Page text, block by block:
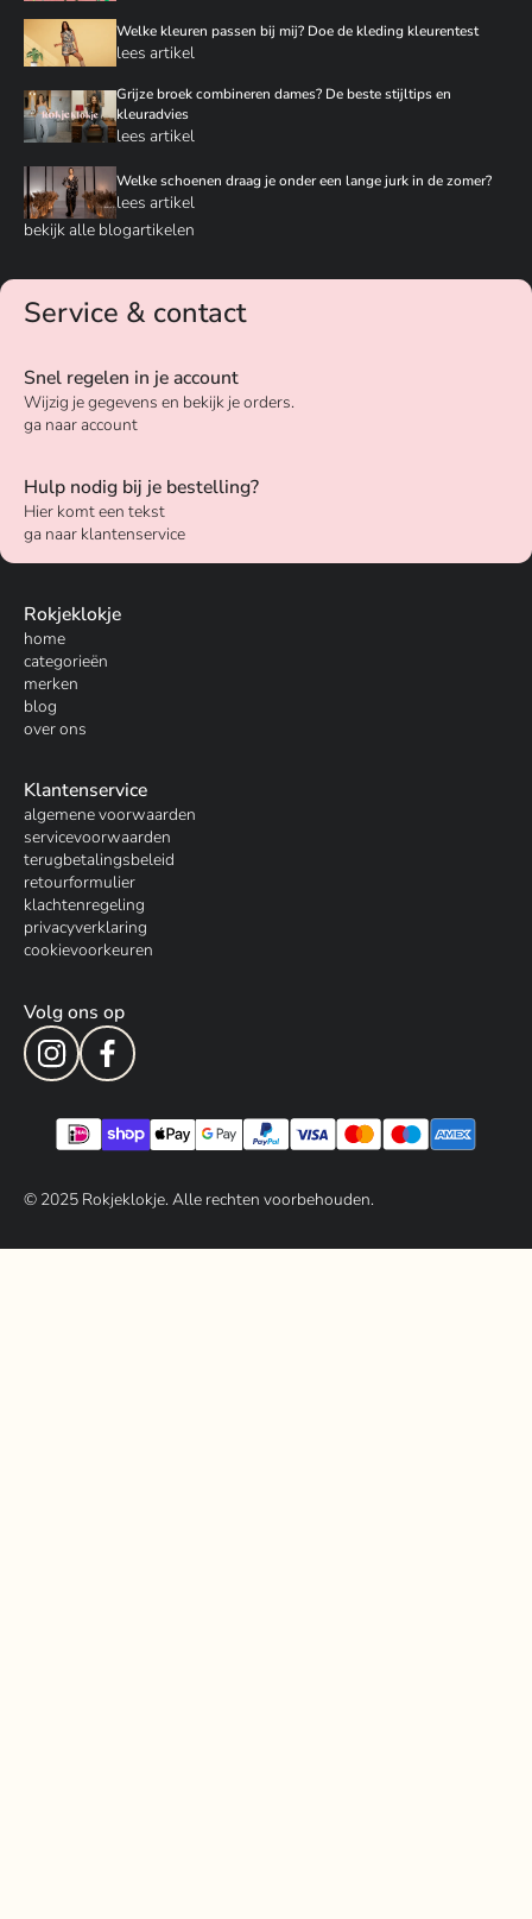
Welke kleuren passen bij mij? Doe de kleding kleurentest
lees artikel
Grijze broek combineren dames? De beste stijltips en
kleuradvies
lees artikel
Welke schoenen draag je onder een lange jurk in de zomer?
lees artikel
bekijk alle blogartikelen
Service & contact
Snel regelen in je account
Wijzig je gegevens en bekijk je orders.
ga naar account
Hulp nodig bij je bestelling?
Hier komt een tekst
ga naar klantenservice
Rokjeklokje
home
categorieën
merken
blog
over ons
Klantenservice
algemene voorwaarden
servicevoorwaarden
terugbetalingsbeleid
retourformulier
klachtenregeling
privacyverklaring
cookievoorkeuren
Volg ons op
© 2025Rokjeklokje. Alle rechten voorbehouden.